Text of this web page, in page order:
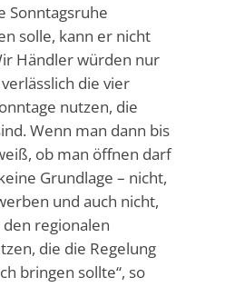
Sonntagsruhe
solle, kann er nicht
Händler würden nur
die vier
nutzen, die
Wenn man dann bis
ob man öffnen darf
Grundlage – nicht,
und auch nicht,
regionalen
die die Regelung
bringen sollte“, so